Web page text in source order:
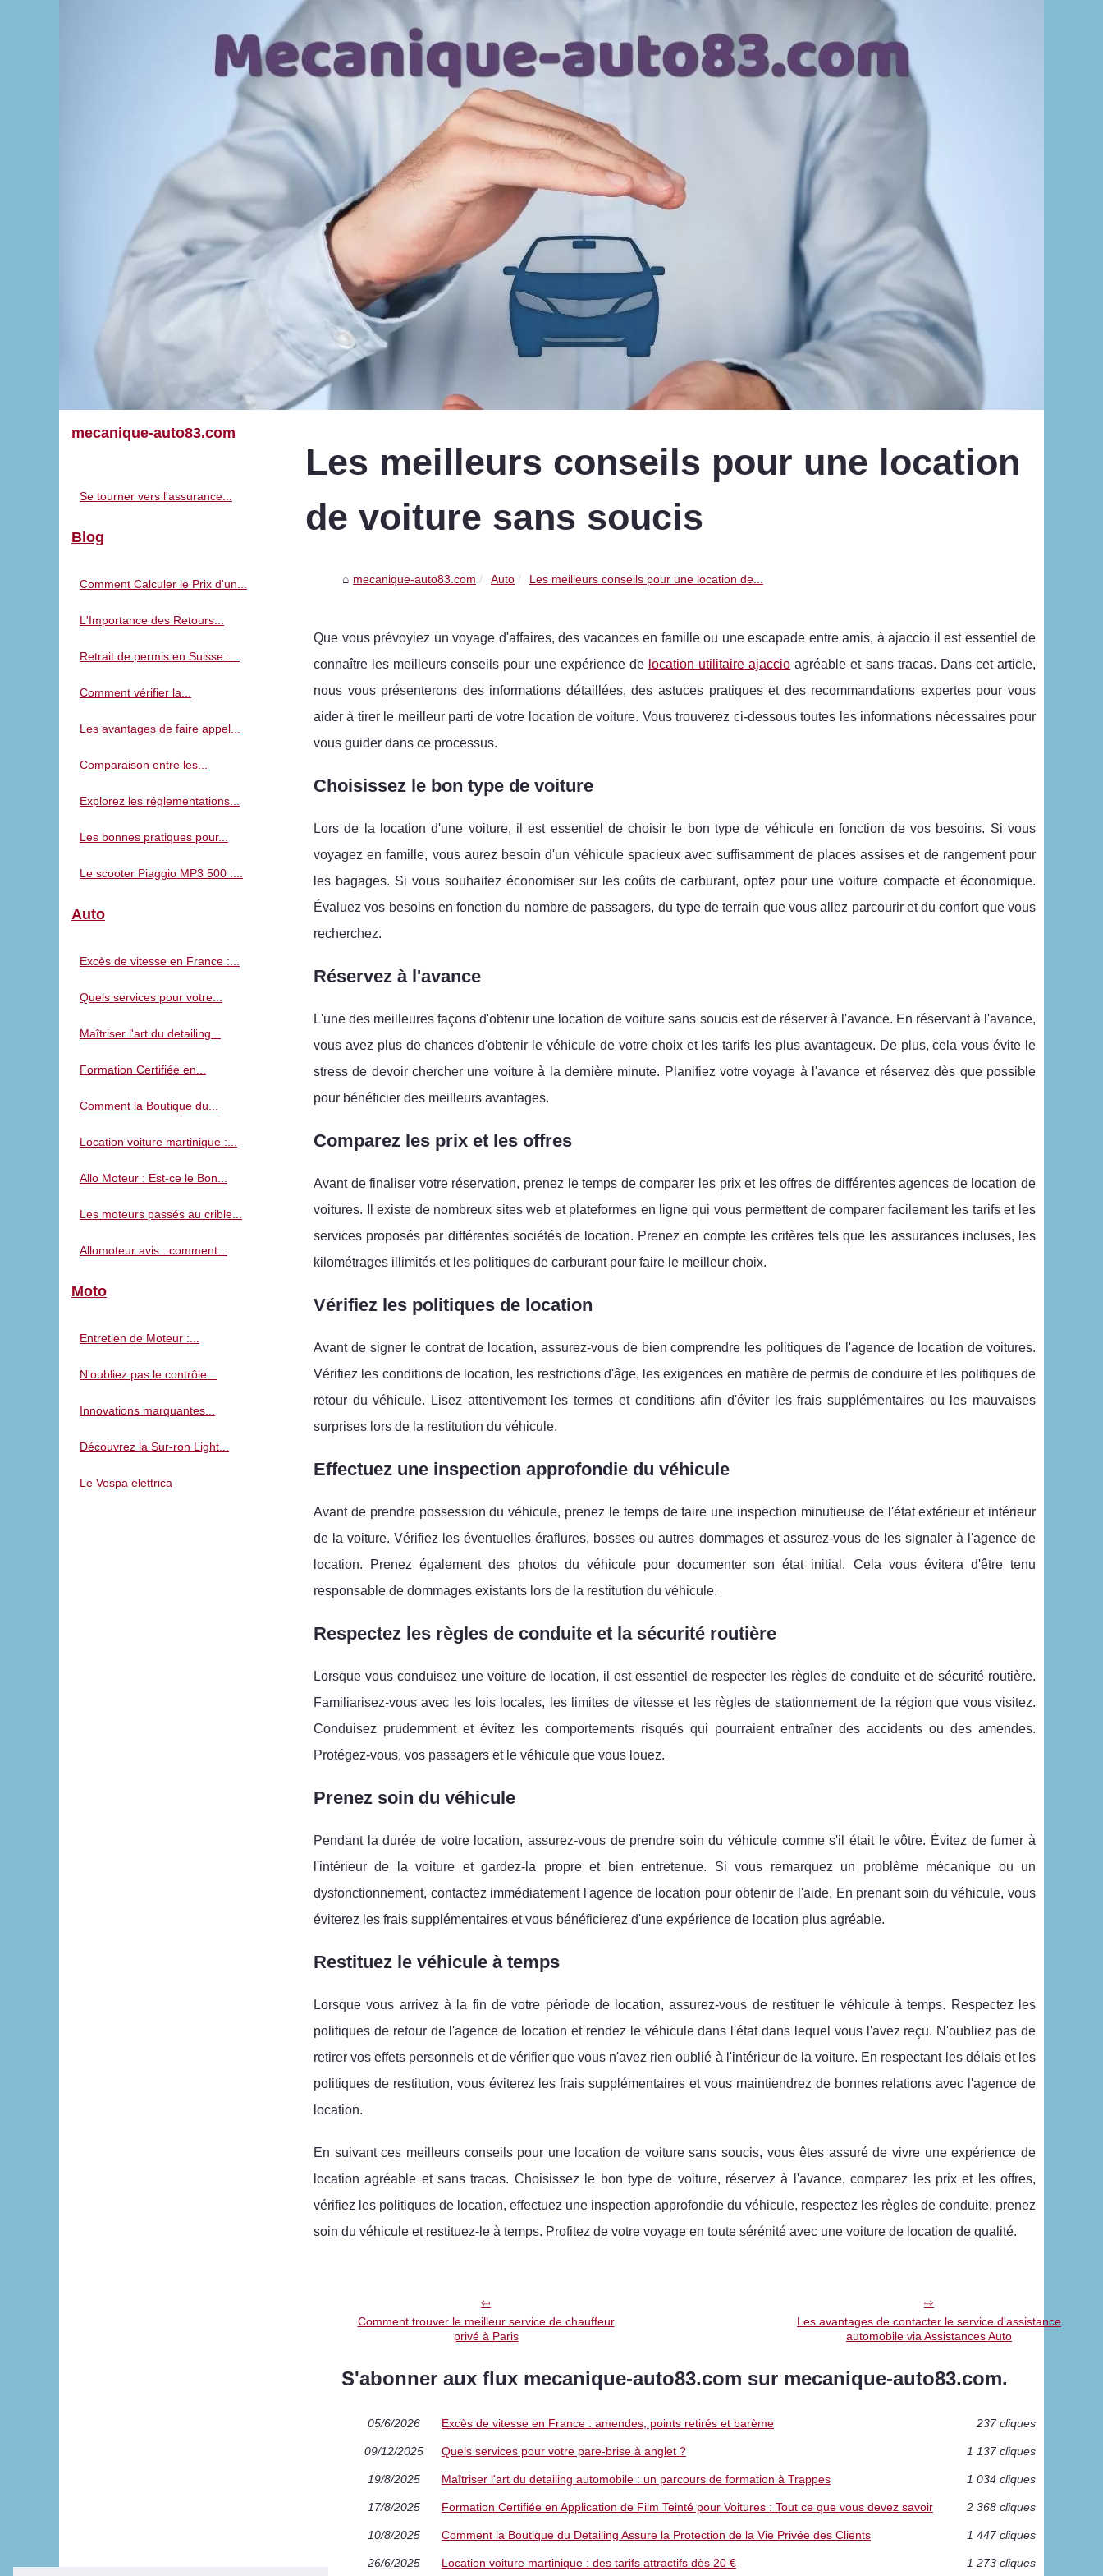
Les meilleurs conseils pour une location
de voiture sans soucis
mecanique-auto83.com Auto Les meilleurs conseils pour une location de...
Que vous prévoyiez un voyage d'affaires, des vacances en famille ou une escapade entre amis, à ajaccio il est essentiel de
connaître les meilleurs conseils pour une expérience de location utilitaire ajaccio agréable et sans tracas. Dans cet article,
nous vous présenterons des informations détaillées, des astuces pratiques et des recommandations expertes pour vous
aider à tirer le meilleur parti de votre location de voiture. Vous trouverez ci-dessous toutes les informations nécessaires pour
vous guider dans ce processus.
Choisissez le bon type de voiture
Lors de la location d'une voiture, il est essentiel de choisir le bon type de véhicule en fonction de vos besoins. Si vous
voyagez en famille, vous aurez besoin d'un véhicule spacieux avec suffisamment de places assises et de rangement pour
les bagages. Si vous souhaitez économiser sur les coûts de carburant, optez pour une voiture compacte et économique.
Évaluez vos besoins en fonction du nombre de passagers, du type de terrain que vous allez parcourir et du confort que vous
recherchez.
Réservez à l'avance
L'une des meilleures façons d'obtenir une location de voiture sans soucis est de réserver à l'avance. En réservant à l'avance,
vous avez plus de chances d'obtenir le véhicule de votre choix et les tarifs les plus avantageux. De plus, cela vous évite le
stress de devoir chercher une voiture à la dernière minute. Planifiez votre voyage à l'avance et réservez dès que possible
pour bénéficier des meilleurs avantages.
Comparez les prix et les offres
Avant de finaliser votre réservation, prenez le temps de comparer les prix et les offres de différentes agences de location de
voitures. Il existe de nombreux sites web et plateformes en ligne qui vous permettent de comparer facilement les tarifs et les
services proposés par différentes sociétés de location. Prenez en compte les critères tels que les assurances incluses, les
kilométrages illimités et les politiques de carburant pour faire le meilleur choix.
Vérifiez les politiques de location
Avant de signer le contrat de location, assurez-vous de bien comprendre les politiques de l'agence de location de voitures.
Vérifiez les conditions de location, les restrictions d'âge, les exigences en matière de permis de conduire et les politiques de
retour du véhicule. Lisez attentivement les termes et conditions afin d'éviter les frais supplémentaires ou les mauvaises
surprises lors de la restitution du véhicule.
Effectuez une inspection approfondie du véhicule
Avant de prendre possession du véhicule, prenez le temps de faire une inspection minutieuse de l'état extérieur et intérieur
de la voiture. Vérifiez les éventuelles éraflures, bosses ou autres dommages et assurez-vous de les signaler à l'agence de
location. Prenez également des photos du véhicule pour documenter son état initial. Cela vous évitera d'être tenu
responsable de dommages existants lors de la restitution du véhicule.
Respectez les règles de conduite et la sécurité routière
Lorsque vous conduisez une voiture de location, il est essentiel de respecter les règles de conduite et de sécurité routière.
Familiarisez-vous avec les lois locales, les limites de vitesse et les règles de stationnement de la région que vous visitez.
Conduisez prudemment et évitez les comportements risqués qui pourraient entraîner des accidents ou des amendes.
Protégez-vous, vos passagers et le véhicule que vous louez.
Prenez soin du véhicule
Pendant la durée de votre location, assurez-vous de prendre soin du véhicule comme s'il était le vôtre. Évitez de fumer à
l'intérieur de la voiture et gardez-la propre et bien entretenue. Si vous remarquez un problème mécanique ou un
dysfonctionnement, contactez immédiatement l'agence de location pour obtenir de l'aide. En prenant soin du véhicule, vous
éviterez les frais supplémentaires et vous bénéficierez d'une expérience de location plus agréable.
Restituez le véhicule à temps
Lorsque vous arrivez à la fin de votre période de location, assurez-vous de restituer le véhicule à temps. Respectez les
politiques de retour de l'agence de location et rendez le véhicule dans l'état dans lequel vous l'avez reçu. N'oubliez pas de
retirer vos effets personnels et de vérifier que vous n'avez rien oublié à l'intérieur de la voiture. En respectant les délais et les
politiques de restitution, vous éviterez les frais supplémentaires et vous maintiendrez de bonnes relations avec l'agence de
location.
En suivant ces meilleurs conseils pour une location de voiture sans soucis, vous êtes assuré de vivre une expérience de
location agréable et sans tracas. Choisissez le bon type de voiture, réservez à l'avance, comparez les prix et les offres,
vérifiez les politiques de location, effectuez une inspection approfondie du véhicule, respectez les règles de conduite, prenez
soin du véhicule et restituez-le à temps. Profitez de votre voyage en toute sérénité avec une voiture de location de qualité.
Comment trouver le meilleur service de chauffeur
privé à Paris
Les avantages de contacter le service d'assistance
automobile via Assistances Auto
S'abonner aux flux mecanique-auto83.com sur mecanique-auto83.com.
05/6/2026 Excès de vitesse en France : amendes, points retirés et barème 237 cliques
09/12/2025 Quels services pour votre pare-brise à anglet ? 1 137 cliques
19/8/2025 Maîtriser l'art du detailing automobile : un parcours de formation à Trappes 1 034 cliques
17/8/2025 Formation Certifiée en Application de Film Teinté pour Voitures : Tout ce que vous devez savoir 2 368 cliques
10/8/2025 Comment la Boutique du Detailing Assure la Protection de la Vie Privée des Clients 1 447 cliques
26/6/2025 Location voiture martinique : des tarifs attractifs dès 20 € 1 273 cliques
mecanique-auto83.com
Se tourner vers l'assurance...
Blog
Comment Calculer le Prix d'un...
L'Importance des Retours...
Retrait de permis en Suisse :...
Comment vérifier la...
Les avantages de faire appel...
Comparaison entre les...
Explorez les réglementations...
Les bonnes pratiques pour...
Le scooter Piaggio MP3 500 :...
Auto
Excès de vitesse en France :...
Quels services pour votre...
Maîtriser l'art du detailing...
Formation Certifiée en...
Comment la Boutique du...
Location voiture martinique :...
Allo Moteur : Est-ce le Bon...
Les moteurs passés au crible...
Allomoteur avis : comment...
Moto
Entretien de Moteur :...
N'oubliez pas le contrôle...
Innovations marquantes...
Découvrez la Sur-ron Light...
Le Vespa elettrica